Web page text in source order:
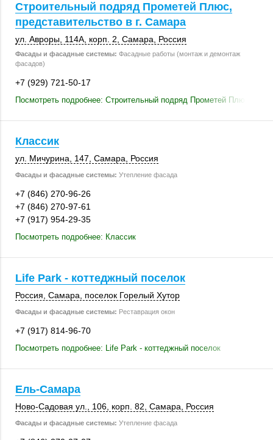
Строительный подряд Прометей Плюс,
представительство в г. Самара
ул. Авроры 114А корп. 2 Самара Россия
Фасады и фасадные системы: Фасадные работы (монтаж и демонтаж
фасадов)
+7 (929) 721-50-17
Посмотреть подробнее: Строительный подряд Прометей Плюс,
Классик
ул. Мичурина 147 Самара Россия
Фасады и фасадные системы: Утепление фасада
+7 (846) 270-96-26
+7 (846) 270-97-61
+7 (917) 954-29-35
Посмотреть подробнее: Классик
Life Park - коттеджный поселок
Россия Самара , поселок Горелый Хутор
Фасады и фасадные системы: Реставрация окон
+7 (917) 814-96-70
Посмотреть подробнее: Life Park - коттеджный поселок
Ель-Самара
Ново-Садовая ул. 106 корп. 82 Самара Россия
Фасады и фасадные системы: Утепление фасада